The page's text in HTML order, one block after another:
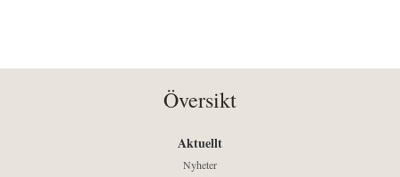
Översikt
Aktuellt
Nyheter